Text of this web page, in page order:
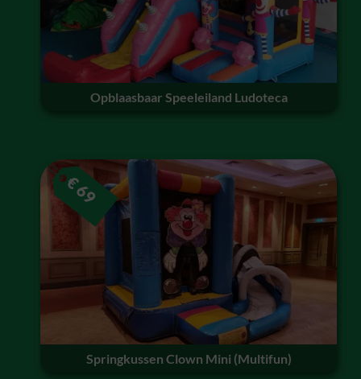
Opblaasbaar Speeleiland Ludoteca
Springkussen Clown Mini (Multifun)
€
69